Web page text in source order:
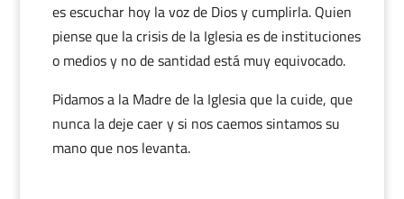
es escuchar hoy la voz de Dios y cumplirla. Quien
piense que la crisis de la Iglesia es de instituciones
o medios y no de santidad está muy equivocado.
Pidamos a la Madre de la Iglesia que la cuide, que
nunca la deje caer y si nos caemos sintamos su
mano que nos levanta.